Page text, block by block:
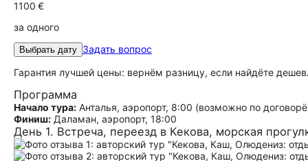
1100 €
за одного
Выбрать дату Задать вопрос
Гарантия лучшей цены: вернём разницу, если найдёте
Программа
Начало тура: Анталья, аэропорт, 8:00 (возможно по
Финиш: Даламан, аэропорт, 18:00
День 1. Встреча, переезд в Кекова, морская